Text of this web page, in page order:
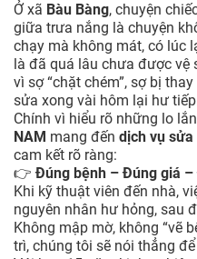
Ở xã Bàu Bàng, chuyện
giữa trưa nắng là chuyện
chạy mà không mát, có lúc
là đã quá lâu chưa được vệ
vì sợ “chặt chém”, sợ bị
sửa xong vài hôm lại hư
Chính vì hiểu rõ những lo
NAM mang đến dịch vụ sửa
cam kết rõ ràng:
👉Đúng bệnh – Đúng giá
Khi kỹ thuật viên đến nhà,
nguyên nhân hư hỏng, sau
Không mập mờ, không “vẽ
trì, chúng tôi sẽ nói thẳng